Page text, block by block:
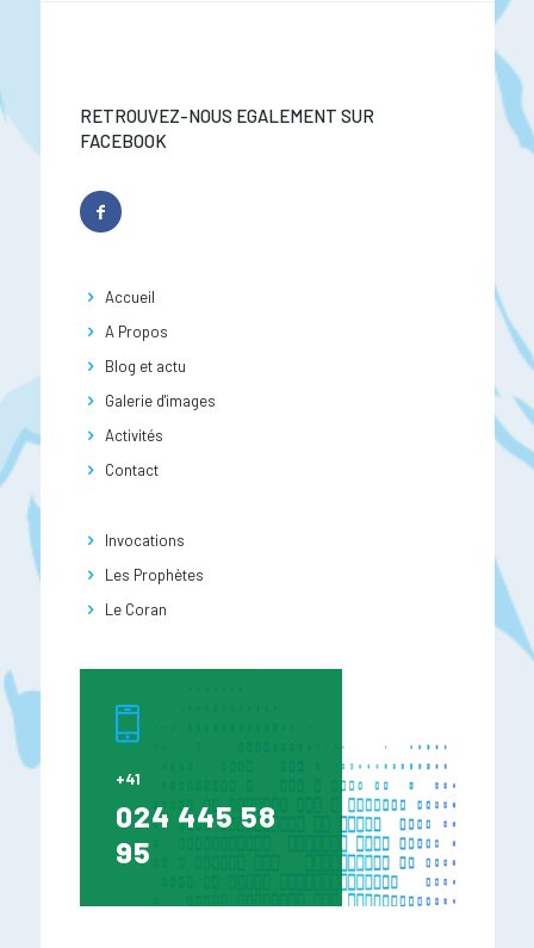
RETROUVEZ-NOUS EGALEMENT SUR
FACEBOOK
Accueil
A Propos
Blog et actu
Galerie d'images
Activités
Contact
Invocations
Les Prophètes
Le Coran
+41
024 445 58
95